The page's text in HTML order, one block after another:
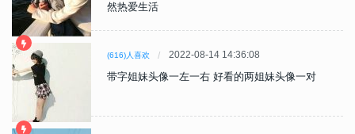
然热爱生活
(616)人喜欢 2022-08-14 14:36:08
带字姐妹头像一左一右 好看的两姐妹头像一对